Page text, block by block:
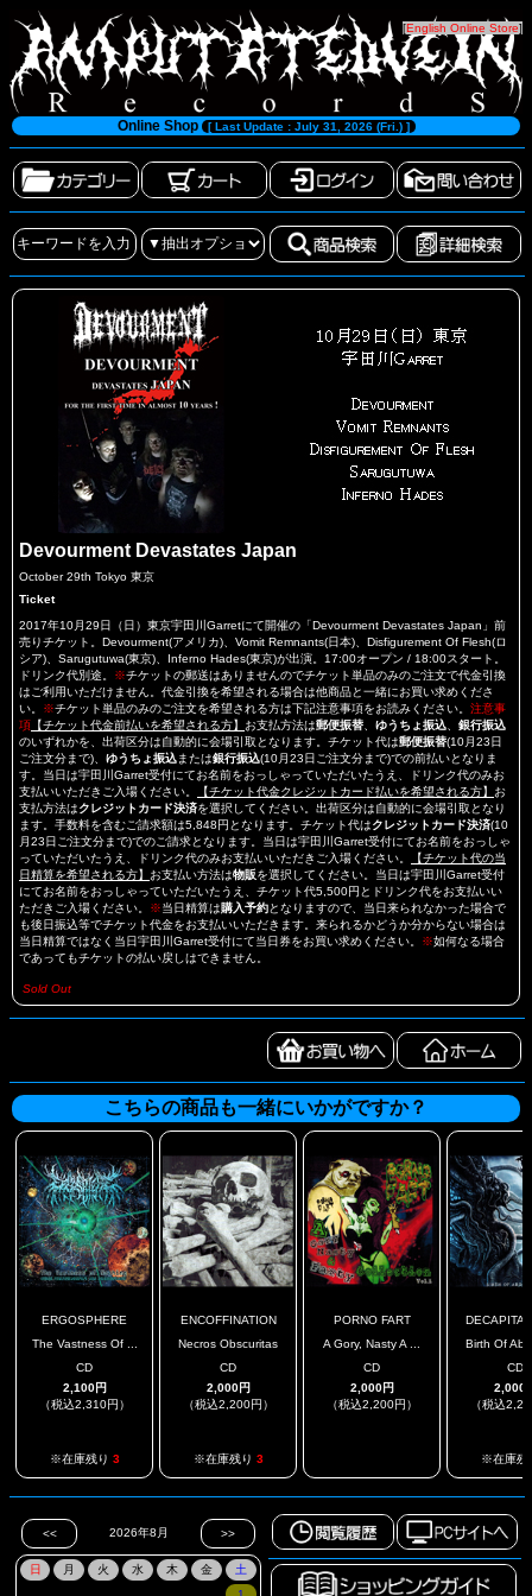
[English Online Store]
Online Shop [ Last Update : July 31, 2026 (Fri.) ]
Devourment Devastates Japan
October 29th Tokyo 東京
Ticket
2017年10月29日（日）東京宇田川Garretにて開催の「Devourment Devastates Japan」前
売りチケット。Devourment(アメリカ)、Vomit Remnants(日本)、Disfigurement Of Flesh(ロ
シア)、Sarugutuwa(東京)、Inferno Hades(東京)が出演。17:00オープン / 18:00スタート。
ドリンク代別途。 ※チケットの郵送はありませんのでチケット単品のみのご注文で代金引換
はご利用いただけません。代金引換を希望される場合は他商品と一緒にお買い求めくださ
い。 ※チケット単品のみのご注文を希望される方は下記注意事項をお読みください。 注意事
項 【チケット代金前払いを希望される方】 お支払方法は郵便振替 ゆうちょ振込
銀行振込
のいずれかを、出荷区分は自動的に会場引取となります。チケット代は郵便振替(10月23日
ご注文分まで)、 ゆうちょ振込または銀行振込(10月23日ご注文分まで)での前払いとなりま
す。当日は宇田川Garret受付にてお名前をおっしゃっていただいたうえ、ドリンク代のみお
支払いいただきご入場ください。
【チケット代金クレジットカード払いを希望される方】 お
支払方法はクレジットカード決済を選択してください。出荷区分は自動的に会場引取となり
ます。手数料を含むご請求額は5,848円となります。チケット代はクレジットカード決済(10
月23日ご注文分まで)でのご請求となります。当日は宇田川Garret受付にてお名前をおっしゃ
っていただいたうえ、ドリンク代のみお支払いいただきご入場ください。
【チケット代の当
日精算を希望される方】 お支払い方法は物販を選択してください。当日は宇田川Garret受付
にてお名前をおっしゃっていただいたうえ、チケット代5,500円とドリンク代をお支払いい
ただきご入場ください。 ※当日精算は購入予約となりますので、当日来られなかった場合で
も後日振込等でチケット代金をお支払いいただきます。来られるかどうか分からない場合は
当日精算ではなく当日宇田川Garret受付にて当日券をお買い求めください。 ※如何なる場合
であってもチケットの払い戻しはできません。
Sold Out
こちらの商品も一緒にいかがですか？
ERGOSPHERE
The Vastness Of ...
CD
2,100円
（税込2,310円）
※在庫残り 3
ENCOFFINATION
Necros Obscuritas
CD
2,000円
（税込2,200円）
※在庫残り 3
PORNO FART
A Gory, Nasty A ...
CD
2,000円
（税込2,200円）
Birth Of
CD
2,000
（税込
※在庫残